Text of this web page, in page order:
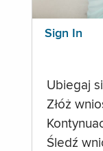
Sign In
Ubiegaj
Złóż
Śledź